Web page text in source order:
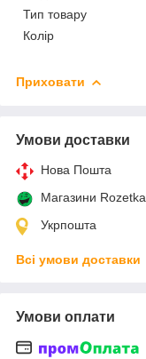
Тип товару
Колір
Приховати
Умови доставки
Нова Пошта
Магазини Rozetka
Укрпошта
Всі умови доставки
Умови оплати